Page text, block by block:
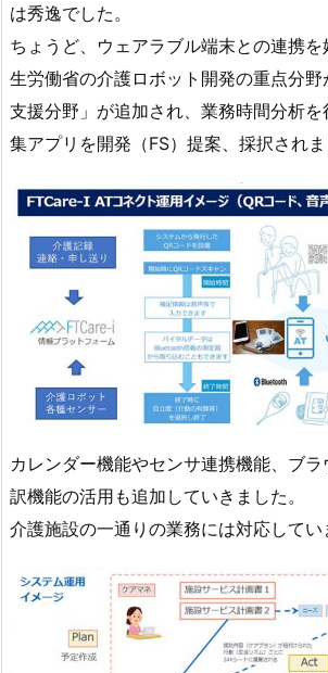
は秀逸でした。
ちょうど、ウェアラブル端末との連携
生労働省の介護ロボット開発の重点分
支援分野」が追加され、業務時間分析を
集アプリを開発（FS）提案、採択されま
カレンダー機能やセンサ連携機能、ブ
訳機能の活用も追加していきました。
介護施設の一通りの業務には対応してい